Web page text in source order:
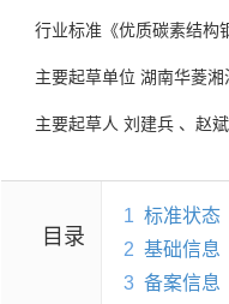
行业标准《优质碳素结构
主要起草单位 湖南华菱湘
主要起草人 刘建兵 、 赵
目录
1 标准状态
2 基础信息
3 备案信息